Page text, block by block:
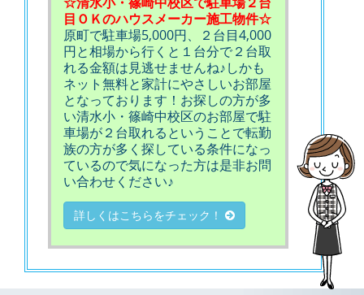
目ＯＫのハウスメーカー施工物件☆
原町で駐車場5,000円、２台目4,000
円と相場から行くと１台分で２台取
れる金額は見逃せませんね♪しかも
ネット無料と家計にやさしいお部屋
となっております！お探しの方が多
い清水小・篠崎中校区のお部屋で駐
車場が２台取れるということで転勤
族の方が多く探している条件になっ
ているので気になった方は是非お問
い合わせください♪
詳しくはこちらをチェック！